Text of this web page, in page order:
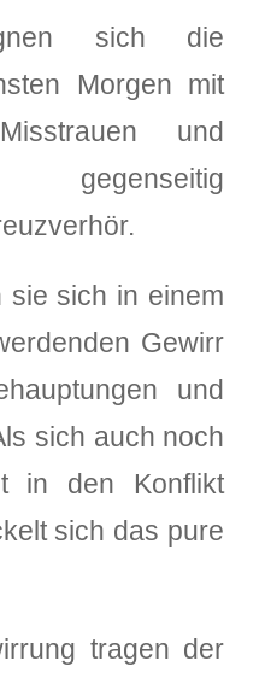
sich die
Morgen mit
und
gegenseitig
sie sich in einem
Gewirr
und
sich auch noch
in den Konflikt
sich das pure
tragen der